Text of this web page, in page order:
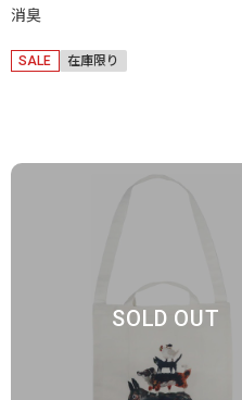
消臭
SALE 在庫限り
SOLD OUT